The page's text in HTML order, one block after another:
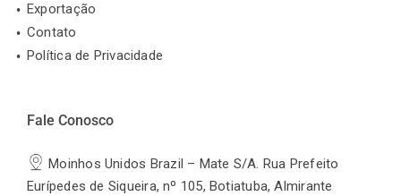
Exportação
Contato
Política de Privacidade
Fale Conosco
Moinhos Unidos Brazil – Mate S/A. Rua Prefeito
Eurípedes de Siqueira, nº 105, Botiatuba, Almirante